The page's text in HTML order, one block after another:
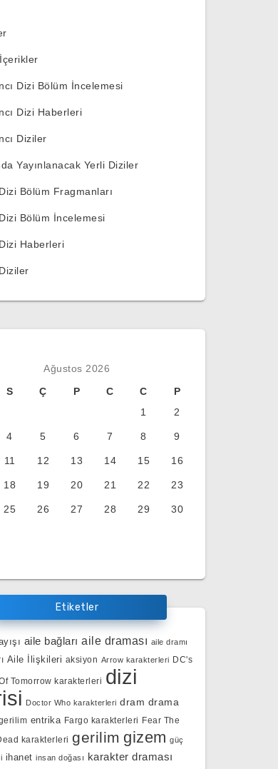
Dizi Bölüm İncelemesi
Dizi Haberleri
Diziler
Yayınlanacak Yerli Diziler
Bölüm Fragmanları
Bölüm İncelemesi
Haberleri
Ağustos 2026
S Ç P C C
P
1
2
4 5 6 7 8 9
11 12 13 14 15 16
18 19 20 21 22 23
25 26 27 28 29 30
Etiketler
aile bağları aile draması aile dramı
Aile İlişkileri aksiyon Arrow karakterleri DC's
Tomorrow karakterleri dizi
Doctor Who karakterleri dram drama
entrika Fargo karakterleri Fear The
karakterleri gerilim gizem güç
ihanet insan doğası karakter draması